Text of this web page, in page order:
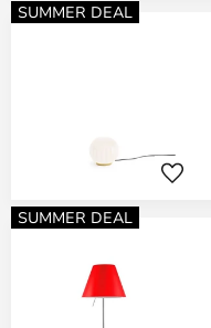
SUMMER DEAL
SUMMER DEAL